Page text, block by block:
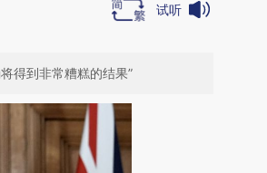
试听
得到非常糟糕的结果”